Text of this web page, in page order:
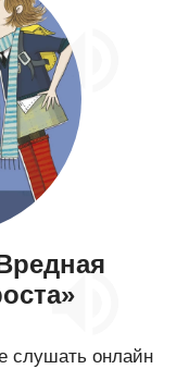
слушать онлайн